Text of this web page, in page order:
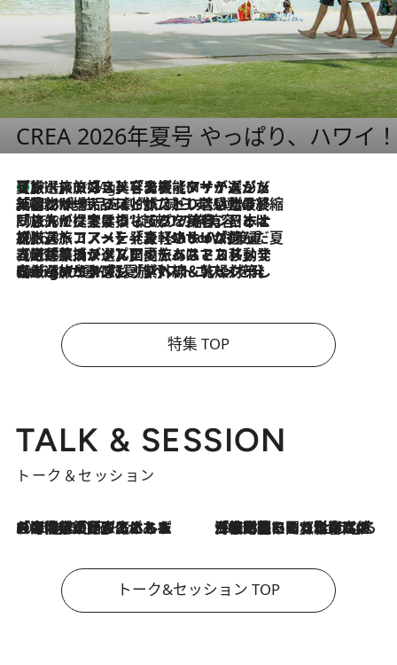
CREA 2026年夏号 やっぱり、ハワイ
11 Hours Ago
【厳選旅コスメ】「多機能アイテムがメイン！」旅好き美容エディターが選んだ夏旅ベストコスメを発表【Mサイズジップ】
2026.8.6
「荷物が増えるほど旅ストレスは増す」美容ジャーナリストがたどり着いた最終結論。“化粧品を劇的に減らす”感動の凝縮美容とは
2026.8.6
「旅先には金髪ウィッグを持参」日本と同じメイクでは損してる!? 美容ジャーナリストが提案する“掟破りの旅美容”とは
2026.8.6
【厳選旅コスメ】「身軽さ＆UV対策重視！」ヘアアーティストshucoが選んだ夏旅ベストコスメを発表【Mサイズジップ】
2026.8.5
【厳選旅コスメ】国内をあちこち移動する河井菜摘が選んだ夏旅ベストコスメ発表！「リラックスアイテムはマスト」【Mサイズジップ】
2026.8.4
【厳選旅コスメ】「紫外線＆乾燥対策しながらメイク感も！」ヘア＆メイクGeorgeが選んだ夏旅ベストコスメを発表！【Mサイズジップ】
特集 TOP
TALK & SESSION
トーク＆セッション
2026.8.3
「今後値上げがあるとすれば…」「リスクがあるのは今年の冬」エネルギー専門家が語る、ホルムズ海峡封鎖が家庭にもたらす“ある心配” 2026.8.3
「住宅建てられない…」「サーチャージ料の高値が続いている」ホルムズ海峡封鎖による影響はいつまで続く？《エネルギー専門家に聞く“どうなる日本の暮らし”》
トーク&セッション TOP